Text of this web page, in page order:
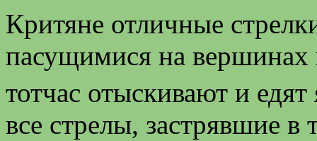
Критяне отличные
пасущимися на
тотчас отыскивают и едят
все стрелы, застрявшие в